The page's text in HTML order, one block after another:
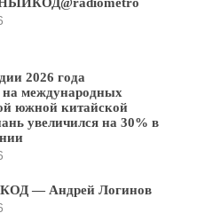
2026 года
на международных
южной китайской
увеличился на 30% в
— Андрей Логинов